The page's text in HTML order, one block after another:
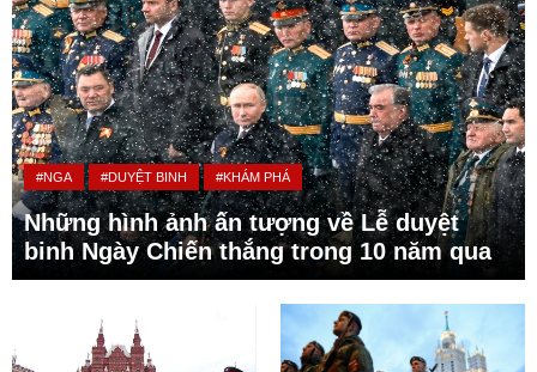
#NGA #DUYỆT BINH #KHÁM PHÁ
Những hình ảnh ấn tượng về Lễ duyệt
binh Ngày Chiến thắng trong 10 năm qua